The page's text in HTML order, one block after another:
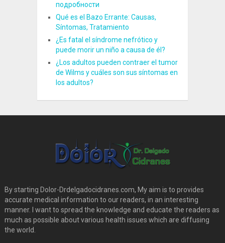
подробности
Qué es el Bazo Errante: Causas,
Síntomas, Tratamiento
¿Es fatal el síndrome nefrótico y
puede morir un niño a causa de él?
¿Los adultos pueden contraer el tumor
de Wilms y cuáles son sus síntomas en
los adultos?
By starting Dolor-Drdelgadocidranes.com, My aim is to provides
accurate medical information to our readers, in an interesting
manner. I want to spread the knowledge and educate the readers as
much as possible about various health issues which are diffusing
the world.